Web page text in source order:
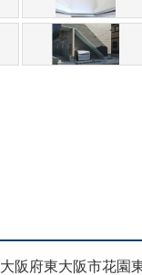
大阪府東大阪市花園